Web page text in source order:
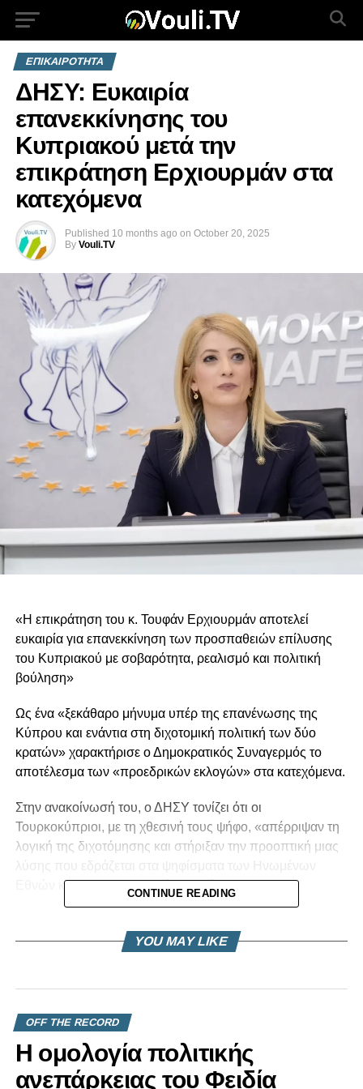
ΕΠΙΚΑΙΡΟΤΗΤΑ
ΔΗΣΥ: Ευκαιρία
επανεκκίνησης του
Κυπριακού μετά την
επικράτηση Ερχιουρμάν στα
κατεχόμενα
Published 10 months ago on October 20, 2025
By Vouli.TV
«Η επικράτηση του κ. Τουφάν Ερχιουρμάν αποτελεί
ευκαιρία για επανεκκίνηση των προσπαθειών επίλυσης
του Κυπριακού με σοβαρότητα, ρεαλισμό και πολιτική
βούληση»
Ως ένα «ξεκάθαρο μήνυμα υπέρ της επανένωσης της
Κύπρου και ενάντια στη διχοτομική πολιτική των δύο
κρατών» χαρακτήρισε ο Δημοκρατικός Συναγερμός το
αποτέλεσμα των «προεδρικών εκλογών» στα κατεχόμενα.
Στην ανακοίνωσή του, ο ΔΗΣΥ τονίζει ότι οι
Τουρκοκύπριοι, με τη χθεσινή τους ψήφο, «απέρριψαν τη
λογική της διχοτόμησης και στήριξαν την προοπτική μιας
Εθνών και στο συμφωνημένο πλαίσιο».
Η χθεσινή εκλογική διαδικασία στα κατεχόμενα έστειλε ένα
των δύο κρατών, εκφράζοντας τη στήριξή τους στην
επανένωση της Κύπρου, στη βάση των αποφάσεων του
ΟΗΕ και του συμφωνημένου πλαισίου.
CONTINUE READING
YOU MAY LIKE
OFF THE RECORD
Η ομολογία πολιτικής
ανεπάρκειας του Φειδία